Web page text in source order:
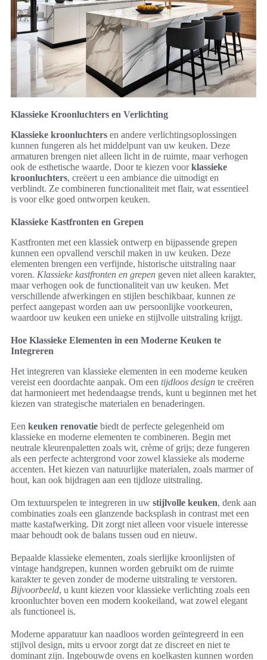
Klassieke Kroonluchters en Verlichting
Klassieke kroonluchters en andere verlichtingsoplossingen
kunnen fungeren als het middelpunt van uw keuken. Deze
armaturen brengen niet alleen licht in de ruimte, maar verhogen
ook de esthetische waarde. Door te kiezen voorklassieke
kroonluchters, creëert u een ambiance die uitnodigt en
verblindt. Ze combineren functionaliteit met flair, wat essentieel
is voor elke goed ontworpen keuken.
Klassieke Kastfronten en Grepen
Kastfronten met een klassiek ontwerp en bijpassende grepen
kunnen een opvallend verschil maken in uw keuken. Deze
elementen brengen een verfijnde, historische uitstraling naar
voren. Klassieke kastfronten en grepen geven niet alleen karakter,
maar verhogen ook de functionaliteit van uw keuken. Met
verschillende afwerkingen en stijlen beschikbaar, kunnen ze
perfect aangepast worden aan uw persoonlijke voorkeuren,
waardoor uw keuken een unieke en stijlvolle uitstraling krijgt.
Hoe Klassieke Elementen in een Moderne Keuken te
Integreren
Het integreren van klassieke elementen in een moderne keuken
vereist een doordachte aanpak. Om een tijdloos design te creëren
dat harmonieert met hedendaagse trends, kunt u beginnen met het
kiezen van strategische materialen en benaderingen.
Een keuken renovatie biedt de perfecte gelegenheid om
klassieke en moderne elementen te combineren. Begin met
neutrale kleurenpaletten zoals wit, crème of grijs; deze fungeren
als een perfecte achtergrond voor zowel klassieke als moderne
accenten. Het kiezen van natuurlijke materialen, zoals marmer of
hout, kan ook bijdragen aan een tijdloze uitstraling.
Om textuurspelen te integreren in uw stijlvolle keuken, denk aan
combinaties zoals een glanzende backsplash in contrast met een
matte kastafwerking. Dit zorgt niet alleen voor visuele interesse
maar behoudt ook de balans tussen oud en nieuw.
Bepaalde klassieke elementen, zoals sierlijke kroonlijsten of
vintage handgrepen, kunnen worden gebruikt om de ruimte
karakter te geven zonder de moderne uitstraling te verstoren.
Bijvoorbeeld, u kunt kiezen voor klassieke verlichting zoals een
kroonluchter boven een modern kookeiland, wat zowel elegant
als functioneel is.
Moderne apparatuur kan naadloos worden geïntegreerd in een
stijlvol design, mits u ervoor zorgt dat ze discreet en niet te
dominant zijn. Ingebouwde ovens en koelkasten kunnen worden